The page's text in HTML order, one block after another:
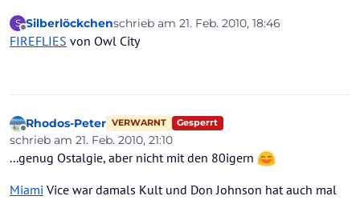
S
Offline
Silberlöckchenschrieb am 21. Feb. 2010, 18:46
zuletzt editiert von
FIREFLIES von Owl City
Offline
Rhodos-Peter VERWARNT Gesperrt
schrieb am 21. Feb. 2010, 21:10
zuletzt editiert von
...genug Ostalgie, aber nicht mit den 80igern
Miami Vice war damals Kult und Don Johnson hat auch mal